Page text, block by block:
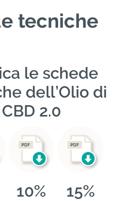
tecniche
le schede
dell’Olio di
CBD 2.0
10% 15%